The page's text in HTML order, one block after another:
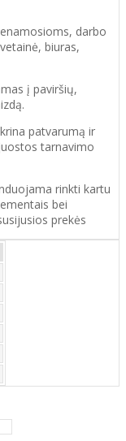
darbo
biuras,
į paviršių,
patvarumą ir
tarnavimo
rinkti kartu
bei
prekės